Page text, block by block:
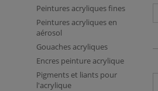
Peintures acryliques fines
Peintures acryliques en
aérosol
Gouaches acryliques
Encres peinture acrylique
Pigments et liants pour
l'acrylique